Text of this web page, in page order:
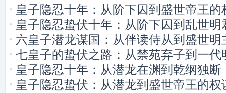
皇子隐忍十年：从阶下囚到盛世帝王的
皇子隐忍蛰伏十年：从阶下囚到乱世明
六皇子潜龙谋国：从伴读侍从到盛世明
七皇子的蛰伏之路：从禁苑弃子到一代
皇子隐忍十年：从潜龙在渊到乾纲独断
皇子隐忍蛰伏：从潜龙到盛世帝王的权